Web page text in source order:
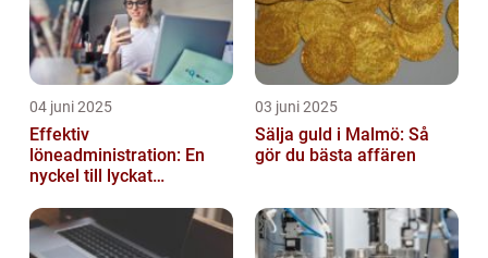
04 juni 2025
Effektiv
löneadministration: En
nyckel till lyckat
03 juni 2025
Sälja guld i Malmö: Så
gör du bästa affären